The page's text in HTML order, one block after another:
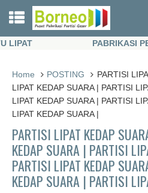
PABRIKASI
Home
POSTING
PARTISI
LIPAT KEDAP SUARA | PARTISI
LIPAT KEDAP SUARA | PARTISI
LIPAT KEDAP SUARA |
PARTISI LIPAT KEDAP
KEDAP SUARA | PARTISI
PARTISI LIPAT KEDAP
KEDAP SUARA | PARTISI